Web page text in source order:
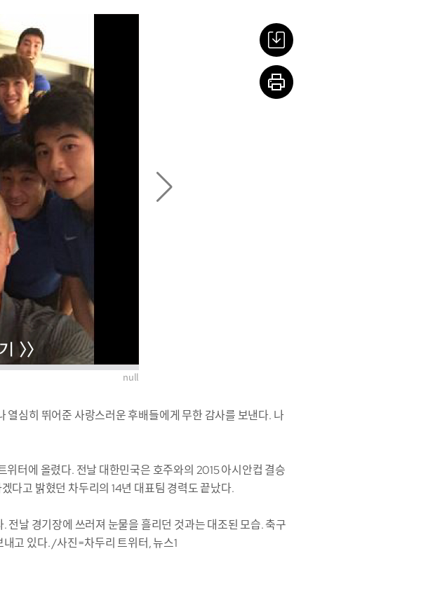
null
심히 뛰어준 사랑스러운 후배들에게 무한 감사를 보낸다. 나
터에 올렸다. 전날 대한민국은 호주와의 2015 아시안컵 결승
다고 밝혔던 차두리의 14년 대표팀 경력도 끝났다.
날 경기장에 쓰러져 눈물을 흘리던 것과는 대조된 모습. 축구
고 있다. /사진=차두리 트위터, 뉴스1